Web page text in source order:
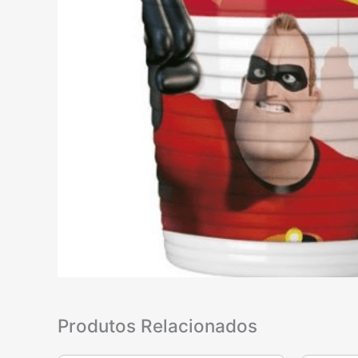
Produtos Relacionados